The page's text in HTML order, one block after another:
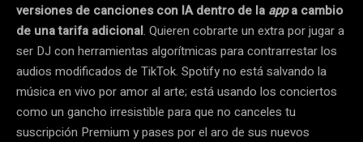
versiones de canciones con IA dentro de la appa cambio
de una tarifa adicional. Quieren cobrarte un extra por jugar a
ser DJ con herramientas algorítmicas para contrarrestar los
audios modificados de TikTok. Spotify no está salvando la
música en vivo por amor al arte; está usando los conciertos
como un gancho irresistible para que no canceles tu
suscripción Premium y pases por el aro de sus nuevos